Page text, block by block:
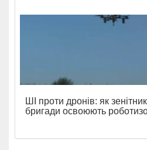
ШІ проти дронів: як
бригади освоюють